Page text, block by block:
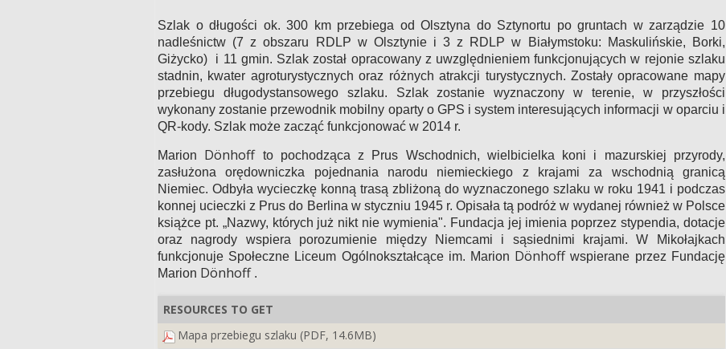
Szlak o długości ok. 300 km przebiega od Olsztyna do Sztynortu po gruntach w zarządzie 10
nadleśnictw (7 z obszaru RDLP w Olsztynie i 3 z RDLP w Białymstoku: Maskulińskie, Borki,
Giżycko)
i 11 gmin. Szlak został opracowany z uwzględnieniem funkcjonujących w rejonie szlaku
stadnin, kwater agroturystycznych oraz różnych atrakcji turystycznych. Zostały opracowane mapy
przebiegu długodystansowego szlaku. Szlak zostanie wyznaczony w terenie, w przyszłości
wykonany zostanie przewodnik mobilny oparty o GPS i system interesujących informacji w oparciu i
QR-kody. Szlak może zacząć funkcjonować w 2014 r.
Marion Dönhoff to pochodząca z Prus Wschodnich, wielbicielka koni i mazurskiej przyrody,
zasłużona orędowniczka pojednania narodu niemieckiego z krajami za wschodnią granicą
Niemiec. Odbyła wycieczkę konną trasą zbliżoną do wyznaczonego szlaku w roku 1941 i podczas
konnej ucieczki z Prus do Berlina w styczniu 1945 r. Opisała tą podróż w wydanej również w Polsce
książce pt. „Nazwy, których już nikt nie wymienia". Fundacja jej imienia poprzez stypendia, dotacje
oraz nagrody wspiera porozumienie między Niemcami i sąsiednimi krajami. W Mikołajkach
funkcjonuje Społeczne Liceum Ogólnokształcące im. Marion Dönhoff wspierane przez Fundację
Marion Dönhoff .
RESOURCES TO GET
Mapa przebiegu szlaku (PDF, 14.6MB)